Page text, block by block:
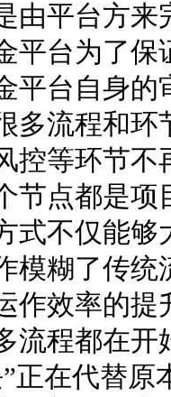
由平台方
平台为了
平台自身
多流程和
控等环节
节点都是
式不仅能
模糊了传
作效率的
流程都在
正在代替